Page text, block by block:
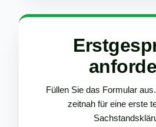
Füllen Sie das Formular
zeitnah für eine erste